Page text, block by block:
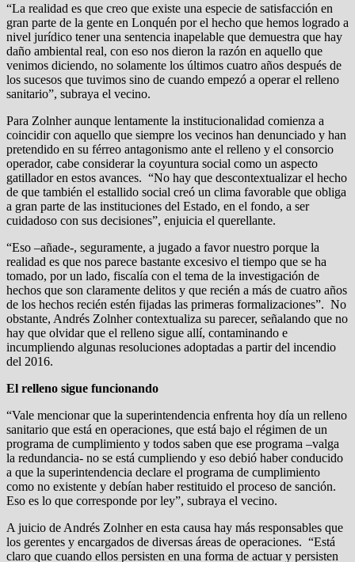
“La realidad es que creo que existe una especie de satisfacción en
gran parte de la gente en Lonquén por el hecho que hemos logrado a
nivel jurídico tener una sentencia inapelable que demuestra que hay
daño ambiental real, con eso nos dieron la razón en aquello que
venimos diciendo, no solamente los últimos cuatro años después de
los sucesos que tuvimos sino de cuando empezó a operar el relleno
sanitario”, subraya el vecino.
Para Zolnher aunque lentamente la institucionalidad comienza a
coincidir con aquello que siempre los vecinos han denunciado y han
pretendido en su férreo antagonismo ante el relleno y el consorcio
operador, cabe considerar la coyuntura social como un aspecto
gatillador en estos avances. “No hay que descontextualizar el hecho
de que también el estallido social creó un clima favorable que obliga
a gran parte de las instituciones del Estado, en el fondo, a ser
cuidadoso con sus decisiones”, enjuicia el querellante.
“Eso –añade-, seguramente, a jugado a favor nuestro porque la
realidad es que nos parece bastante excesivo el tiempo que se ha
tomado, por un lado, fiscalía con el tema de la investigación de
hechos que son claramente delitos y que recién a más de cuatro años
de los hechos recién estén fijadas las primeras formalizaciones”. No
obstante, Andrés Zolnher contextualiza su parecer, señalando que no
hay que olvidar que el relleno sigue allí, contaminando e
incumpliendo algunas resoluciones adoptadas a partir del incendio
del 2016.
El relleno sigue funcionando
“Vale mencionar que la superintendencia enfrenta hoy día un relleno
sanitario que está en operaciones, que está bajo el régimen de un
programa de cumplimiento y todos saben que ese programa –valga
la redundancia- no se está cumpliendo y eso debió haber conducido
a que la superintendencia declare el programa de cumplimiento
como no existente y debían haber restituido el proceso de sanción.
Eso es lo que corresponde por ley”, subraya el vecino.
A juicio de Andrés Zolnher en esta causa hay más responsables que
los gerentes y encargados de diversas áreas de operaciones. “Está
claro que cuando ellos persisten en una forma de actuar y persisten